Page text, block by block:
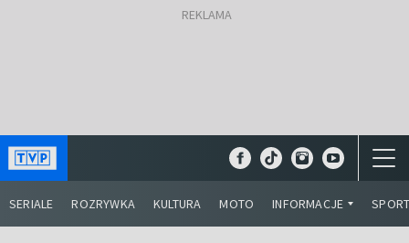
SERIALE ROZRYWKA KULTURA MOTO INFORMACJE